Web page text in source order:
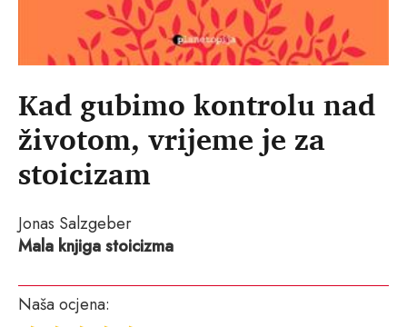
Kad gubimo kontrolu nad
životom, vrijeme je za
stoicizam
Jonas Salzgeber
Mala knjiga stoicizma
Naša ocjena: